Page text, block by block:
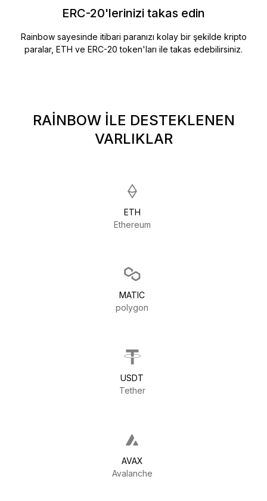
ERC-20'lerinizi takas edin
Rainbow sayesinde itibari paranızı kolay bir şekilde kripto
paralar, ETH ve ERC-20 token'ları ile takas edebilirsiniz.
RAINBOW ILE DESTEKLENEN
VARLIKLAR
ETH
Ethereum
MATIC
polygon
USDT
Tether
AVAX
Avalanche